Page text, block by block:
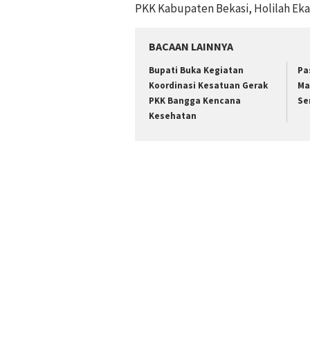
PKK Kabupaten Bekasi, Holilah
BACAAN LAINNYA
Bupati Buka Kegiatan
Koordinasi Kesatuan Gerak
PKK Bangga Kencana
Kesehatan